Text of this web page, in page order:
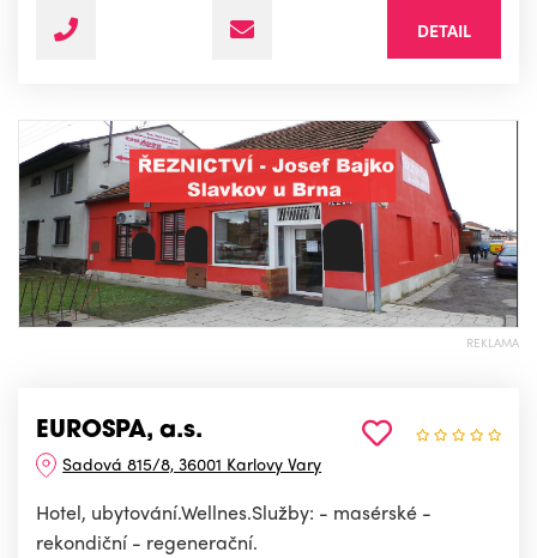
DETAIL
REKLAMA
EUROSPA, a.s.
Sadová 815/8, 36001 Karlovy Vary
Hotel, ubytování.Wellnes.Služby: - masérské -
rekondiční - regenerační.